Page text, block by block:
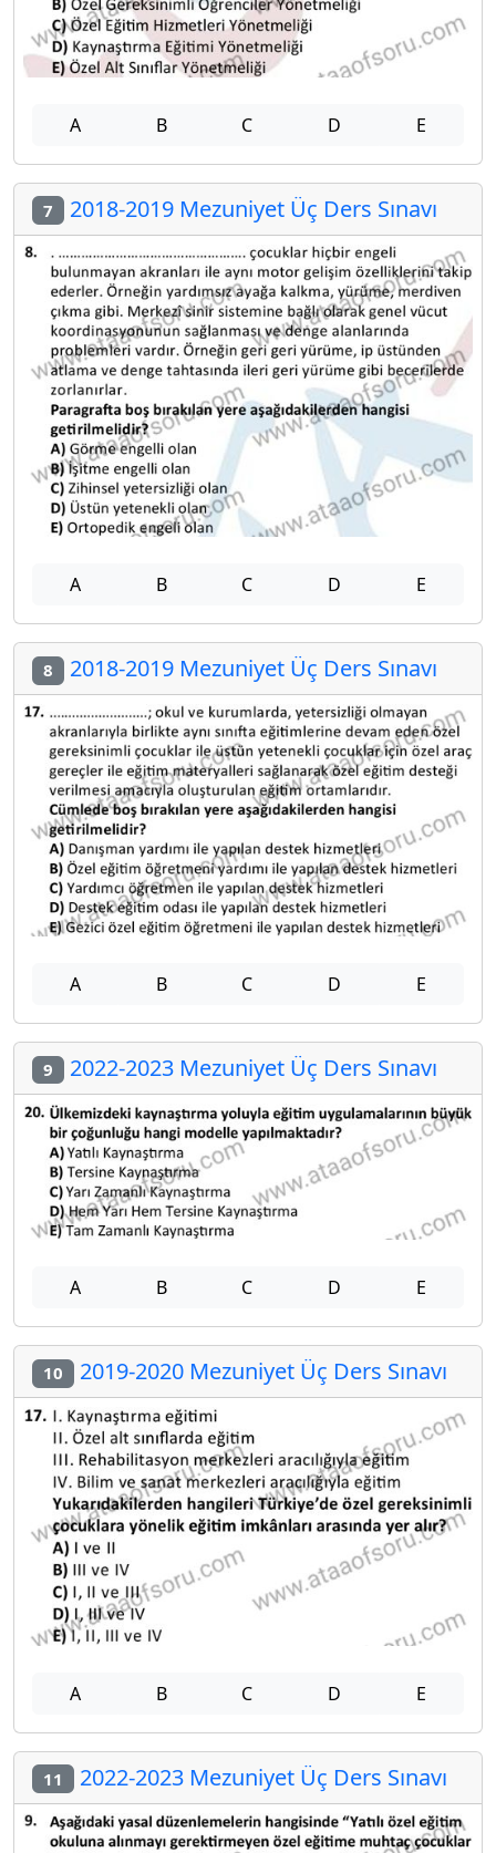
A B C D E
7 2018-2019 Mezuniyet Üç Ders Sınavı
A B C D E
8 2018-2019 Mezuniyet Üç Ders Sınavı
A B C D E
9 2022-2023 Mezuniyet Üç Ders Sınavı
A B C D E
10 2019-2020 Mezuniyet Üç Ders Sınavı
A B C D E
11 2022-2023 Mezuniyet Üç Ders Sınavı